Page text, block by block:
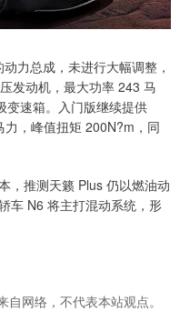
力总成，未进行大幅调整，
发动机，最大功率 243 马
变速箱。入门版继续提供
，峰值扭矩 200N?m，同
，推测天籁 Plus 仍以燃油动
车 N6 将主打混动系统，形
自网络，不代表本站观点。